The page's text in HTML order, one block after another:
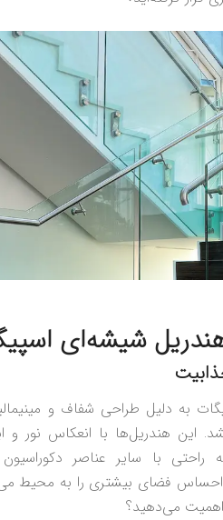
شیشه‌ای
به دلیل طراحی شفاف و
این هندریل‌ها با انعکاس نور
با سایر عناصر
فضای بیشتری را به محیط
می‌دهید؟